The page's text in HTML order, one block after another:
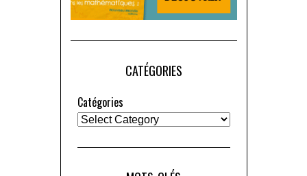
CATÉGORIES
Catégories